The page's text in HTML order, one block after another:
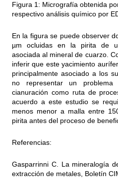
Figura 1: Micrografía obtenida
respectivo análisis químico por
En la figura se puede observer
µm ocluidas en la pirita de
asociada al mineral de cuarzo.
inferir que este yacimiento
principalmente asociado a los
no representar un
cianuración como ruta de
acuerdo a este estudio se
menos menor a malla entre
pirita antes del proceso de
Referencias:
Gasparrinni C. La mineralogía
extracción de metales, Boletín